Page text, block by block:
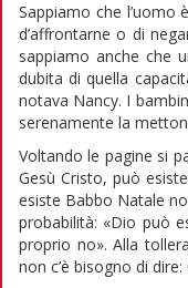
Sappiamo che l’uomo
d’affrontarne o di
sappiamo anche che
dubita di quella
notava Nancy. I
serenamente la
Voltando le pagine si
Gesù Cristo, può
esiste Babbo Natale
probabilità: «Dio può
proprio no». Alla
non c’è bisogno di